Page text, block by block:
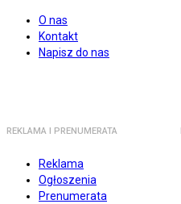
O nas
Kontakt
Napisz do nas
REKLAMA I PRENUMERATA
Reklama
Ogłoszenia
Prenumerata